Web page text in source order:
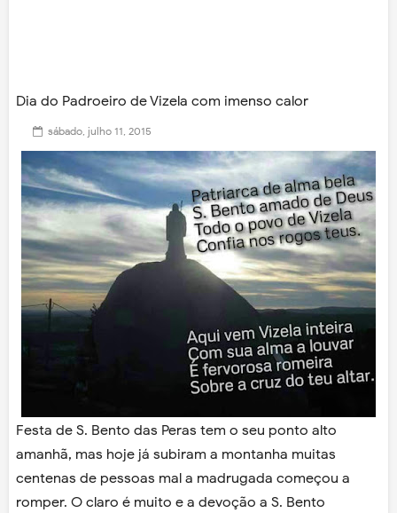
Dia do Padroeiro de Vizela com imenso calor
sábado, julho 11, 2015
Festa de S. Bento das Peras tem o seu ponto alto
amanhã, mas hoje já subiram a montanha muitas
centenas de pessoas mal a madrugada começou a
romper. O claro é muito e a devoção a S. Bento